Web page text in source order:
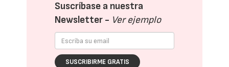
Suscríbase a nuestra
Newsletter - Ver ejemplo
SUSCRIBIRME GRATIS